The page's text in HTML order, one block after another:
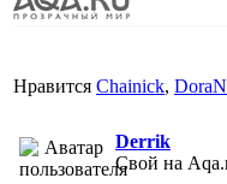
Нравится Chainick,
Derrik
Свой на